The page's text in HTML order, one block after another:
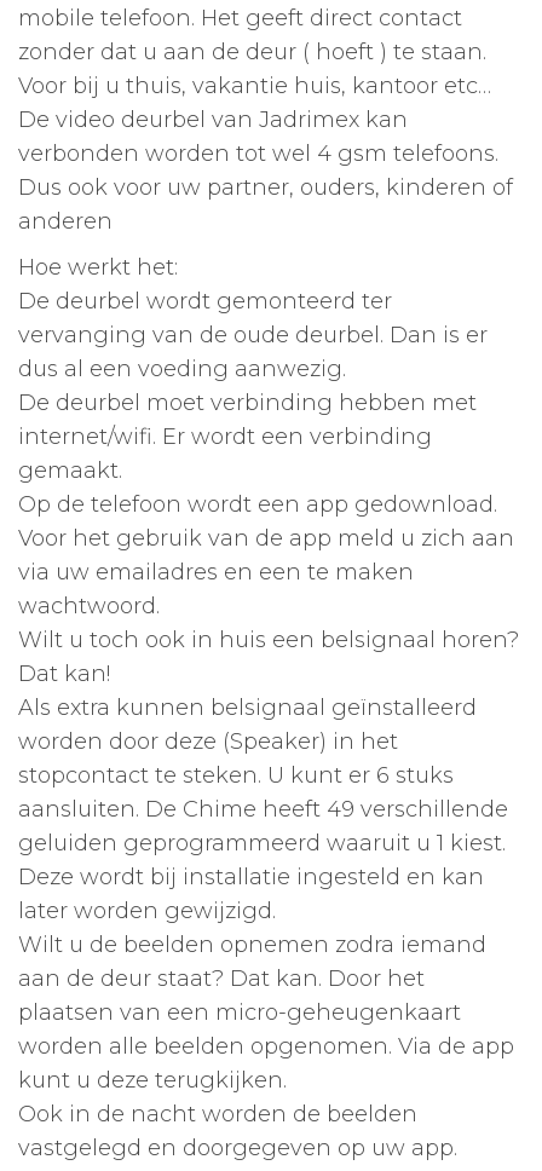
mobile telefoon. Het geeft direct contact
zonder dat u aan de deur ( hoeft ) te staan.
Voor bij u thuis, vakantie huis, kantoor etc…
De video deurbel van Jadrimex kan
verbonden worden tot wel 4 gsm telefoons.
Dus ook voor uw partner, ouders, kinderen of
anderen
Hoe werkt het:
De deurbel wordt gemonteerd ter
vervanging van de oude deurbel. Dan is er
dus al een voeding aanwezig.
De deurbel moet verbinding hebben met
internet/wifi. Er wordt een verbinding
gemaakt.
Op de telefoon wordt een app gedownload.
Voor het gebruik van de app meld u zich aan
via uw emailadres en een te maken
wachtwoord.
Wilt u toch ook in huis een belsignaal horen?
Dat kan!
Als extra kunnen belsignaal geïnstalleerd
worden door deze (Speaker) in het
stopcontact te steken. U kunt er 6 stuks
aansluiten. De Chime heeft 49 verschillende
geluiden geprogrammeerd waaruit u 1 kiest.
Deze wordt bij installatie ingesteld en kan
later worden gewijzigd.
Wilt u de beelden opnemen zodra iemand
aan de deur staat? Dat kan. Door het
plaatsen van een micro-geheugenkaart
worden alle beelden opgenomen. Via de app
kunt u deze terugkijken.
Ook in de nacht worden de beelden
vastgelegd en doorgegeven op uw app.